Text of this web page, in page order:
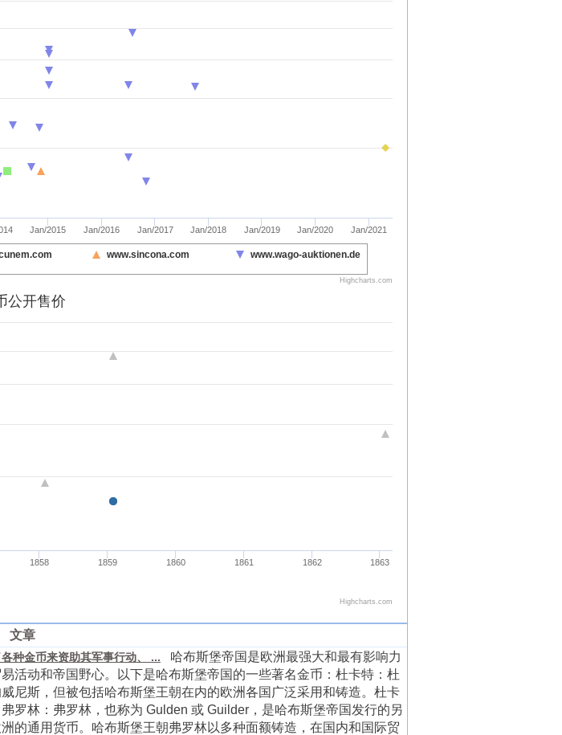
文章
种金币来资助其军事行动、 ... 哈布斯堡帝国是欧洲最强大和最有影响力
活动和帝国野心。以下是哈布斯堡帝国的一些著名金币：杜卡特：杜
尼斯，但被包括哈布斯堡王朝在内的欧洲各国广泛采用和铸造。杜卡
罗林：弗罗林，也称为 Gulden 或 Guilder，是哈布斯堡帝国发行的另
的通用货币。哈布斯堡王朝弗罗林以多种面额铸造，在国内和国际贸